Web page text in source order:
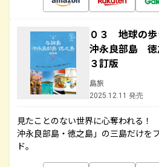
０３ 地球の
沖永良部島
３訂版
島旅
2025.12.11 発売
見たことのない世界に心奪われる！
沖永良部島・徳之島」の三島だけを
ド。